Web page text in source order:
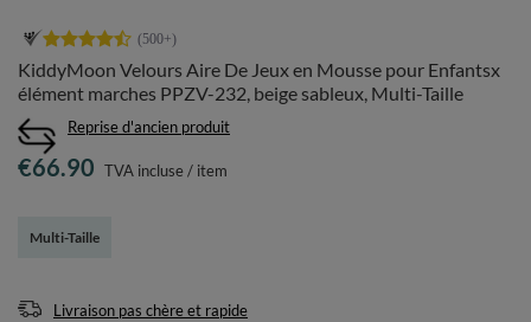
KiddyMoon Velours Aire De Jeux en Mousse pour Enfantsx
élément marches PPZV-232, beige sableux, Multi-Taille
Reprise d'ancien produit
Multi-Taille
€66.90 TVA incluse/ item
Livraison pas chère et rapide